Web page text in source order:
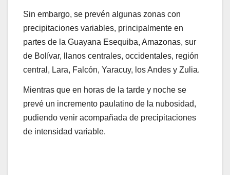
Sin embargo, se prevén algunas zonas con
precipitaciones variables, principalmente en
partes de la Guayana Esequiba, Amazonas, sur
de Bolívar, llanos centrales, occidentales, región
central, Lara, Falcón, Yaracuy, los Andes y Zulia.
Mientras que en horas de la tarde y noche se
prevé un incremento paulatino de la nubosidad,
pudiendo venir acompañada de precipitaciones
de intensidad variable.